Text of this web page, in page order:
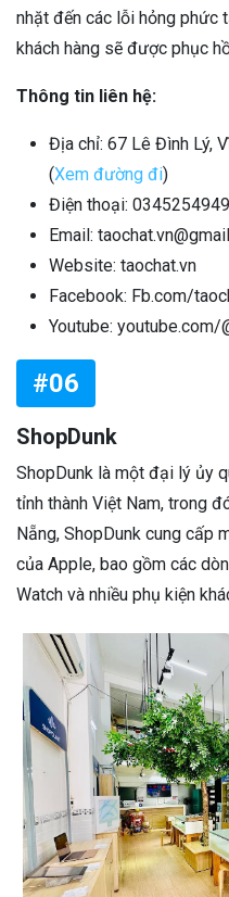
nhặt đến các lỗi hỏng phức
khách hàng sẽ được phục
Thông tin liên hệ:
Địa chỉ: 67 Lê Đình Lý,
(Xem đường đi)
Điện thoại: 0345254949
Email:
Website: taochat.vn
Facebook: Fb.com/
Youtube: youtube.com/
#06
ShopDunk
ShopDunk là một đại lý ủy
tỉnh thành Việt Nam, trong
Nẵng, ShopDunk cung cấp
của Apple, bao gồm các
Watch và nhiều phụ kiện